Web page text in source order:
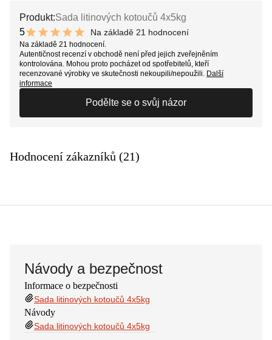
Produkt:Sada litinových kotoučů 4x5kg
5
10 out of 10 stars
Na základě 21 hodnocení
Na základě 21 hodnocení.
Autentičnost recenzí v obchodě není před jejich zveřejněním
kontrolována. Mohou proto pocházet od spotřebitelů, kteří
recenzované výrobky ve skutečnosti nekoupili/nepoužili. Další
informace
Podělte se o svůj názor
Hodnocení zákazníků (21)
Návody a bezpečnost
Informace o bezpečnosti
Sada litinových kotoučů 4x5kg
Návody
Sada litinových kotoučů 4x5kg